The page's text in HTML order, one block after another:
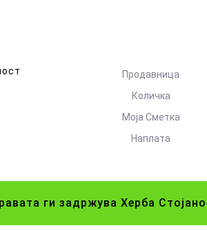
Продавница
Количка
Моја Сметка
Наплата
ги задржува Херба